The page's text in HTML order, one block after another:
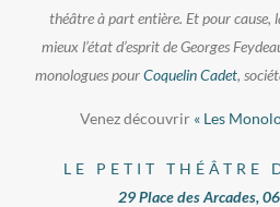
théâtre à part entière. Et pour cause,
mieux l’état d’esprit de Georges
monologues pourCoquelin Cadet,
Venez découvrir « Les
LE PETIT THÉÂTRE
29 Place des Arcades,